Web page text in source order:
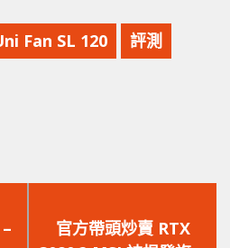
Fan SL 120 評測
一
官方帶頭炒賣 RTX